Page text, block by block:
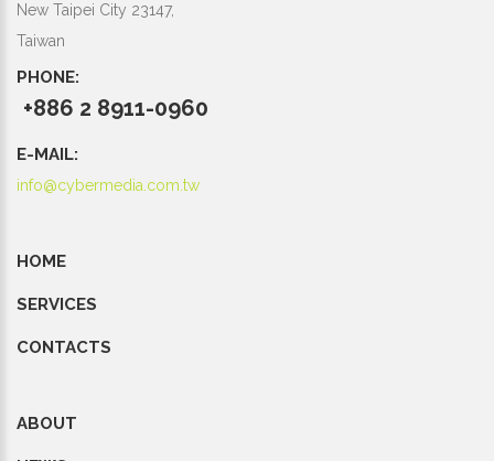
New Taipei City 23147,
Taiwan
PHONE:
+886 2 8911-0960
E-MAIL:
info@cybermedia.com.tw
HOME
SERVICES
CONTACTS
ABOUT